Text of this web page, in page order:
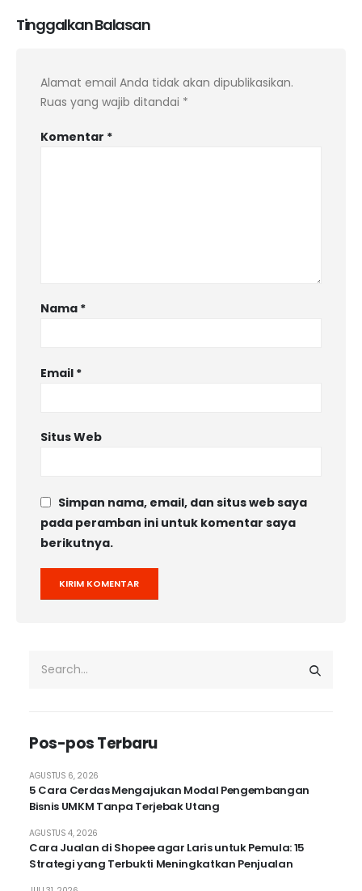
Tinggalkan Balasan
Alamat email Anda tidak akan dipublikasikan.
Ruas yang wajib ditandai *
Komentar *
Nama *
Email *
Situs Web
Simpan nama, email, dan situs web saya
pada peramban ini untuk komentar saya
berikutnya.
Pos-pos Terbaru
5 Cara Cerdas Mengajukan Modal Pengembangan
Bisnis UMKM Tanpa Terjebak Utang
AGUSTUS 6, 2026
Cara Jualan di Shopee agar Laris untuk Pemula: 15
Strategi yang Terbukti Meningkatkan Penjualan
AGUSTUS 4, 2026